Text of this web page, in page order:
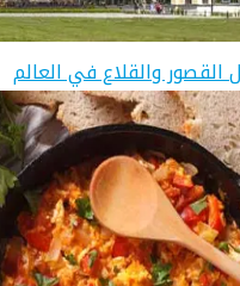
والقلاع في العالم